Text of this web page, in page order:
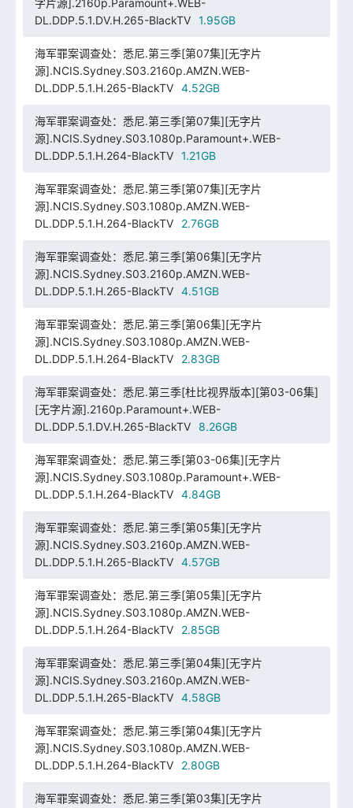
DL.DDP.5.1.DV.H.265-BlackTV
1.95GB
海军罪案调查处：悉尼.第三季[第07集][无字片
源].NCIS.Sydney.S03.2160p.AMZN.WEB-
DL.DDP.5.1.H.265-BlackTV
4.52GB
海军罪案调查处：悉尼.第三季[第07集][无字片
源].NCIS.Sydney.S03.1080p.Paramount+.WEB-
DL.DDP.5.1.H.264-BlackTV
1.21GB
海军罪案调查处：悉尼.第三季[第07集][无字片
源].NCIS.Sydney.S03.1080p.AMZN.WEB-
DL.DDP.5.1.H.264-BlackTV
2.76GB
海军罪案调查处：悉尼.第三季[第06集][无字片
源].NCIS.Sydney.S03.2160p.AMZN.WEB-
DL.DDP.5.1.H.265-BlackTV
4.51GB
海军罪案调查处：悉尼.第三季[第06集][无字片
源].NCIS.Sydney.S03.1080p.AMZN.WEB-
DL.DDP.5.1.H.264-BlackTV
2.83GB
海军罪案调查处：悉尼.第三季[杜比视界版本][第03-06集]
[无字片源].2160p.Paramount+.WEB-
DL.DDP.5.1.DV.H.265-BlackTV
8.26GB
海军罪案调查处：悉尼.第三季[第03-06集][无字片
源].NCIS.Sydney.S03.1080p.Paramount+.WEB-
DL.DDP.5.1.H.264-BlackTV
4.84GB
海军罪案调查处：悉尼.第三季[第05集][无字片
源].NCIS.Sydney.S03.2160p.AMZN.WEB-
DL.DDP.5.1.H.265-BlackTV
4.57GB
海军罪案调查处：悉尼.第三季[第05集][无字片
源].NCIS.Sydney.S03.1080p.AMZN.WEB-
DL.DDP.5.1.H.264-BlackTV
2.85GB
海军罪案调查处：悉尼.第三季[第04集][无字片
源].NCIS.Sydney.S03.2160p.AMZN.WEB-
DL.DDP.5.1.H.265-BlackTV
4.58GB
海军罪案调查处：悉尼.第三季[第04集][无字片
源].NCIS.Sydney.S03.1080p.AMZN.WEB-
DL.DDP.5.1.H.264-BlackTV
2.80GB
海军罪案调查处：悉尼.第三季[第03集][无字片